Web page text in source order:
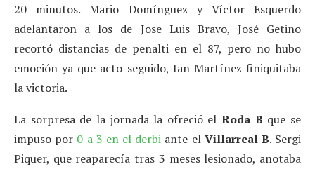
20 minutos. Mario Domínguez y Víctor Esquerdo
adelantaron a los de Jose Luis Bravo, José Getino
recortó distancias de penalti en el 87, pero no hubo
emoción ya que acto seguido, Ian Martínez finiquitaba
la victoria.
La sorpresa de la jornada la ofreció elRoda B que se
impuso por 0 a 3 en el derbi ante el Villarreal B. Sergi
Piquer, que reaparecía tras 3 meses lesionado, anotaba